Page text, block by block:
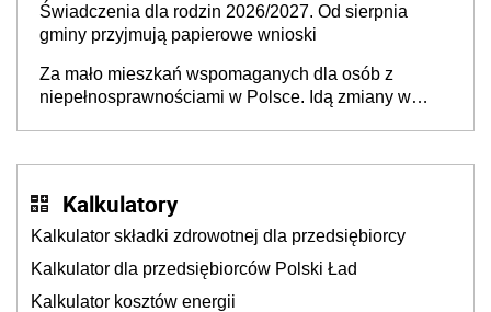
Świadczenia dla rodzin 2026/2027. Od sierpnia
gminy przyjmują papierowe wnioski
Za mało mieszkań wspomaganych dla osób z
niepełnosprawnościami w Polsce. Idą zmiany w
Kalkulatory
Kalkulator składki zdrowotnej dla przedsiębiorcy
Kalkulator dla przedsiębiorców Polski Ład
Kalkulator kosztów energii